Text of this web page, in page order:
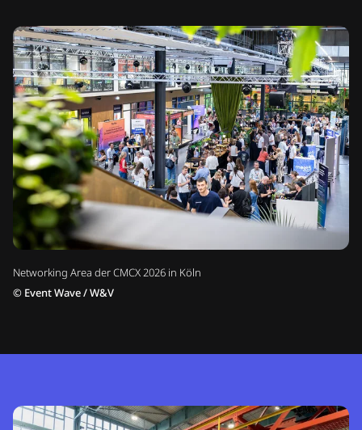
Networking Area der CMCX 2026 in Köln
© Event Wave / W&V